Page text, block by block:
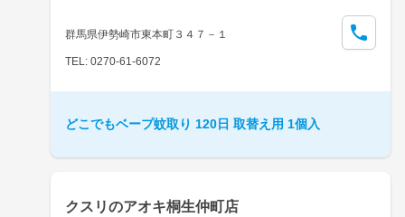
群馬県伊勢崎市東本町３４７－１
TEL: 0270-61-6072
どこでもベープ蚊取り 120日 取替え用 1個入
クスリのアオキ桐生仲町店